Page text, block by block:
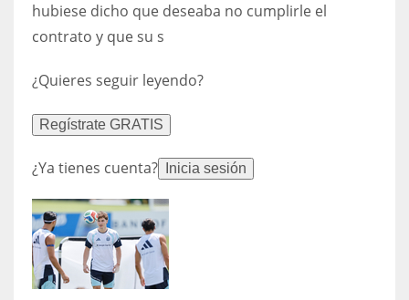
PIT
hubiese dicho que deseaba no cumplirle el
contrato y que su s
¿Quieres seguir leyendo?
Regístrate GRATIS
¿Ya tienes cuenta? Inicia sesión